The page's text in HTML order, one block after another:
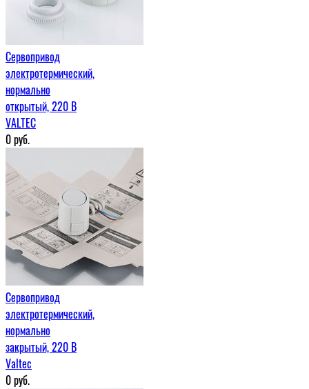
Сервопривод
электротермический,
нормально
открытый, 220 В
VALTEC
0руб.
Сервопривод
электротермический,
нормально
закрытый, 220 В
Valtec
0руб.